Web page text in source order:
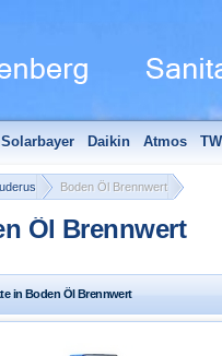
Solarbayer Daikin Atmos
Edle Badheizkörper
Boden Öl Brennwert
Öl Brennwert
in Boden Öl Brennwert